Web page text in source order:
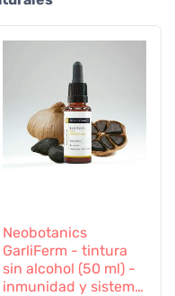
Neobotanics
GarliFerm - tintura
sin alcohol (50 ml) -
inmunidad y sistema